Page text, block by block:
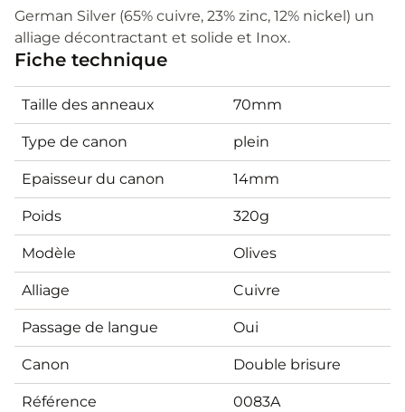
German Silver (65% cuivre, 23% zinc, 12% nickel) un
alliage décontractant et solide et Inox.
Fiche technique
Taille des anneaux 70mm
Type de canon plein
Epaisseur du canon 14mm
Poids 320g
Modèle Olives
Alliage Cuivre
Passage de langue Oui
Canon Double brisure
Référence 0083A